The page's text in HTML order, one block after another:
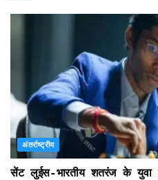
अंतर्राष्ट्रीय
सेंट लुईस-भारतीय शतरंज के